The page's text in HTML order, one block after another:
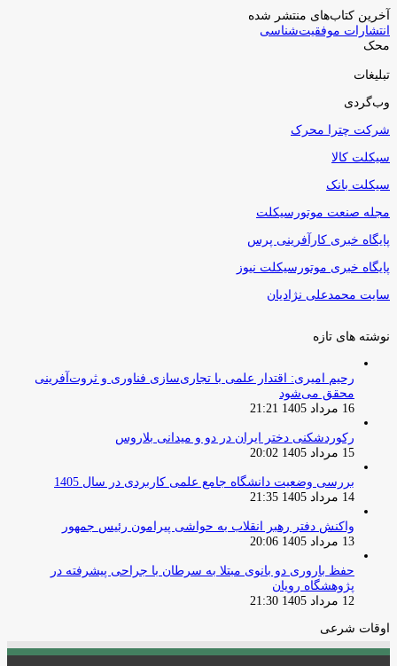
آخرین کتاب‌های منتشر شده
انتشارات موفقیت‌شناسی
محک
تبلیغات
وب‌گردی
شرکت چترا محرک
سیکلت کالا
سیکلت بانک
مجله صنعت موتورسیکلت
پایگاه خبری کارآفرینی پرس
پایگاه خبری موتورسیکلت نیوز
سایت محمدعلی نژادیان
نوشته های تازه
رحیم امیری: اقتدار علمی با تجاری‌سازی فناوری و ثروت‌آفرینی
محقق می‌شود
16 مرداد 1405 21:21
رکوردشکنی دختر ایران در دو و میدانی بلاروس
15 مرداد 1405 20:02
بررسی وضعیت دانشگاه جامع علمی کاربردی در سال 1405
14 مرداد 1405 21:35
واکنش دفتر رهبر انقلاب به حواشی پیرامون رئیس جمهور
13 مرداد 1405 20:06
حفظ باروری دو بانوی مبتلا به سرطان با جراحی پیشرفته در
پژوهشگاه رویان
12 مرداد 1405 21:30
اوقات شرعی